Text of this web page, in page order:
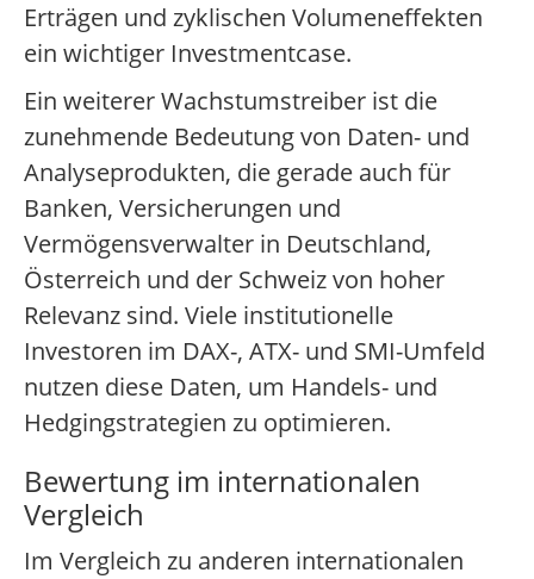
Erträgen und zyklischen Volumeneffekten
ein wichtiger Investmentcase.
Ein weiterer Wachstumstreiber ist die
zunehmende Bedeutung von Daten- und
Analyseprodukten, die gerade auch für
Banken, Versicherungen und
Vermögensverwalter in Deutschland,
Österreich und der Schweiz von hoher
Relevanz sind. Viele institutionelle
Investoren im DAX-, ATX- und SMI-Umfeld
nutzen diese Daten, um Handels- und
Hedgingstrategien zu optimieren.
Bewertung im internationalen
Vergleich
Im Vergleich zu anderen internationalen